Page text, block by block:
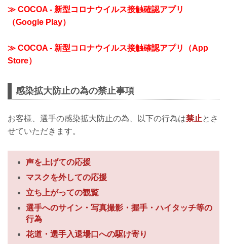
≫ COCOA - 新型コロナウイルス接触確認アプリ
（Google Play）
≫ COCOA - 新型コロナウイルス接触確認アプリ（App
Store）
感染拡大防止の為の禁止事項
お客様、選手の感染拡大防止の為、以下の行為は禁止とさ
せていただきます。
声を上げての応援
マスクを外しての応援
立ち上がっての観覧
選手へのサイン・写真撮影・握手・ハイタッチ等の
行為
花道・選手入退場口への駆け寄り